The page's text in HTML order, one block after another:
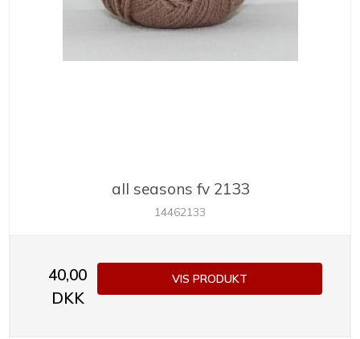
all seasons fv 2133
14462133
40,00
DKK
VIS PRODUKT